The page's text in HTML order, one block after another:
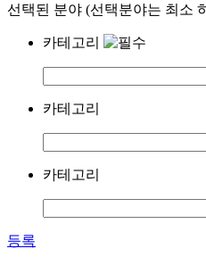
선택된 분야 (선택분야는 최소
카테고리
카테고리
카테고리
등록